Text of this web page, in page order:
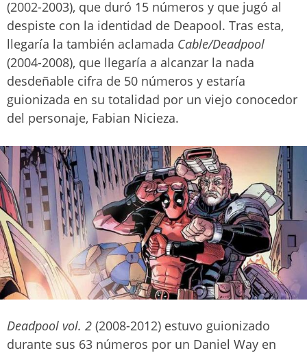
(2002-2003), que duró 15 números y que jugó al
despiste con la identidad de Deapool. Tras esta,
llegaría la también aclamada Cable/Deadpool
(2004-2008), que llegaría a alcanzar la nada
desdeñable cifra de 50 números y estaría
guionizada en su totalidad por un viejo conocedor
del personaje, Fabian Nicieza.
Deadpool vol. 2 (2008-2012) estuvo guionizado
durante sus 63 números por un Daniel Way en